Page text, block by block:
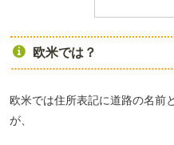
欧米では？
欧米では住所表記に道路の名前
が、